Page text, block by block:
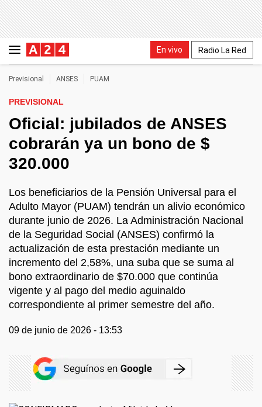
En vivo Radio La Red
Previsional ANSES PUAM
PREVISIONAL
Oficial: jubilados de ANSES
cobrarán ya un bono de $
320.000
Los beneficiarios de la Pensión Universal para el
Adulto Mayor (PUAM) tendrán un alivio económico
durante junio de 2026. La Administración Nacional
de la Seguridad Social (ANSES) confirmó la
actualización de esta prestación mediante un
incremento del 2,58%, una suba que se suma al
bono extraordinario de $70.000 que continúa
vigente y al pago del medio aguinaldo
correspondiente al primer semestre del año.
09 de junio de 2026 - 13:53